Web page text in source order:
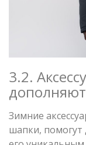
3.2.
Зимние
шапки,